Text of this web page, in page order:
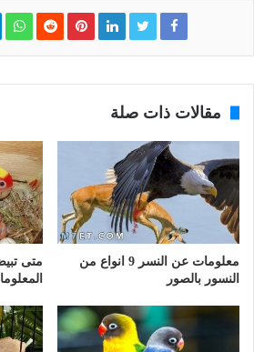
مقالات ذات صلة
معلومات عن النسر 9 انواع من
النسور بالصور
متى